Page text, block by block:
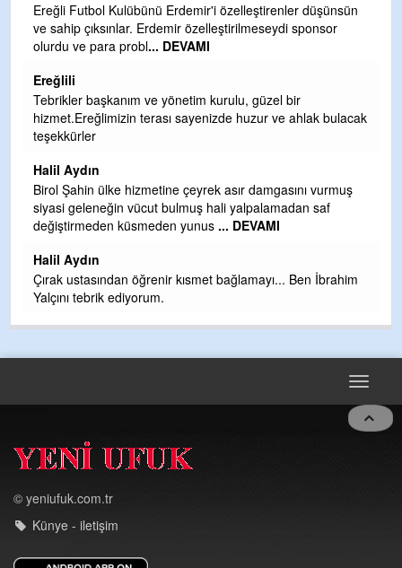
Ereğli Futbol Kulübünü Erdemir'i özelleştirenler düşünsün
ve sahip çıksınlar. Erdemir özelleştirilmeseydi sponsor
olurdu ve para probl... DEVAMI
Ereğlili
Tebrikler başkanım ve yönetim kurulu, güzel bir
hizmet.Ereğlimizin terası sayenizde huzur ve ahlak bulacak
teşekkürler
Halil Aydın
Birol Şahin ülke hizmetine çeyrek asır damgasını vurmuş
siyasi geleneğin vücut bulmuş hali yalpalamadan saf
değiştirmeden küsmeden yunus ... DEVAMI
Halil Aydın
Çırak ustasından öğrenir kısmet bağlamayı... Ben İbrahim
Yalçını tebrik ediyorum.
Toggle
© yeniufuk.com.tr
Künye - iletişim